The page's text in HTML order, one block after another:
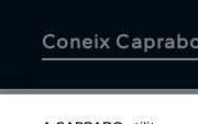
Coneix